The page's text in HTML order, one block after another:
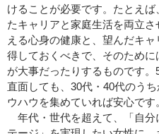
けることが必要です。たとえ
たキャリアと家庭生活を両立
える心身の健康と、望んだキ
得しておくべきで、そのため
が大事だったりするものです
直面しても、30代・40代のう
ウハウを集めていれば安心です
年代・世代を超えて、「自分